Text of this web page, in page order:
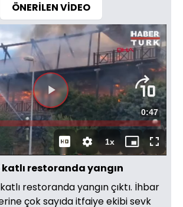
ÖNERİLEN VİDEO
Videoyu
Oynat
Toplam
Süre
0:47
1xOynatma
Hızı
Mini
oynatıcı
Tam
Ekran
restoranda yangın
restoranda yangın çıktı. İhbar
çok sayıda itfaiye ekibi sevk